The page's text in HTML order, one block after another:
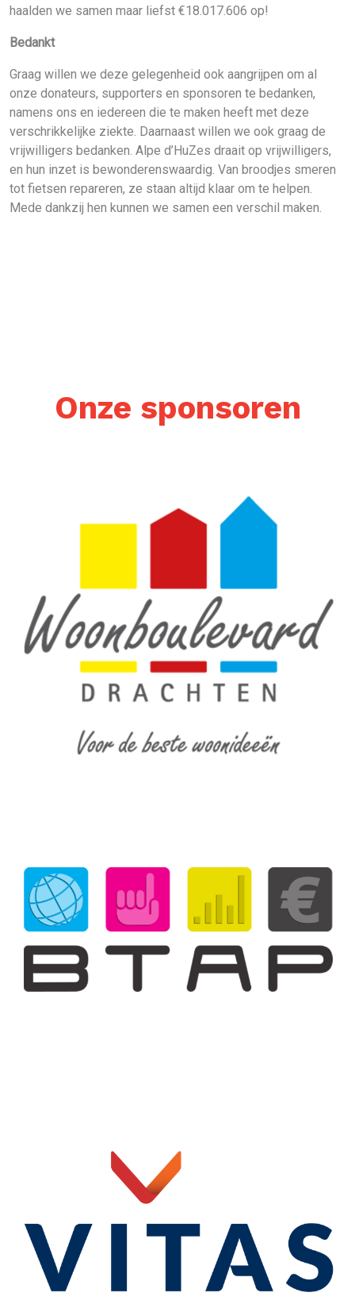
haalden we samen maar liefst €18.017.606 op!
Bedankt
Graag willen we deze gelegenheid ook aangrijpen om al
onze donateurs, supporters en sponsoren te bedanken,
namens ons en iedereen die te maken heeft met deze
verschrikkelijke ziekte. Daarnaast willen we ook graag de
vrijwilligers bedanken. Alpe d’HuZes draait op vrijwilligers,
en hun inzet is bewonderenswaardig. Van broodjes smeren
tot fietsen repareren, ze staan altijd klaar om te helpen.
Mede dankzij hen kunnen we samen een verschil maken.
Onze sponsoren